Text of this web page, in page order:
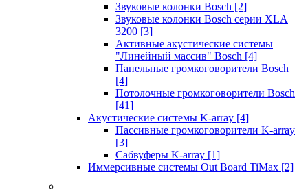
Звуковые колонки Bosch [2]
Звуковые колонки Bosch серии XLA
3200 [3]
Активные акустические системы
"Линейный массив" Bosch [4]
Панельные громкоговорители Bosch
[4]
Потолочные громкоговорители Bosch
[41]
Акустические системы K-array [4]
Пассивные громкоговорители K-array
[3]
Сабвуферы K-array [1]
Иммерсивные системы Out Board TiMax [2]